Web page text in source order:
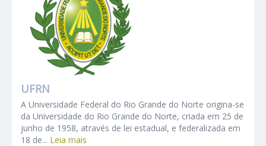
UFRN
A Universidade Federal do Rio Grande do Norte origina-se
da Universidade do Rio Grande do Norte, criada em 25 de
junho de 1958, através de lei estadual, e federalizada em
18 de... Leia mais